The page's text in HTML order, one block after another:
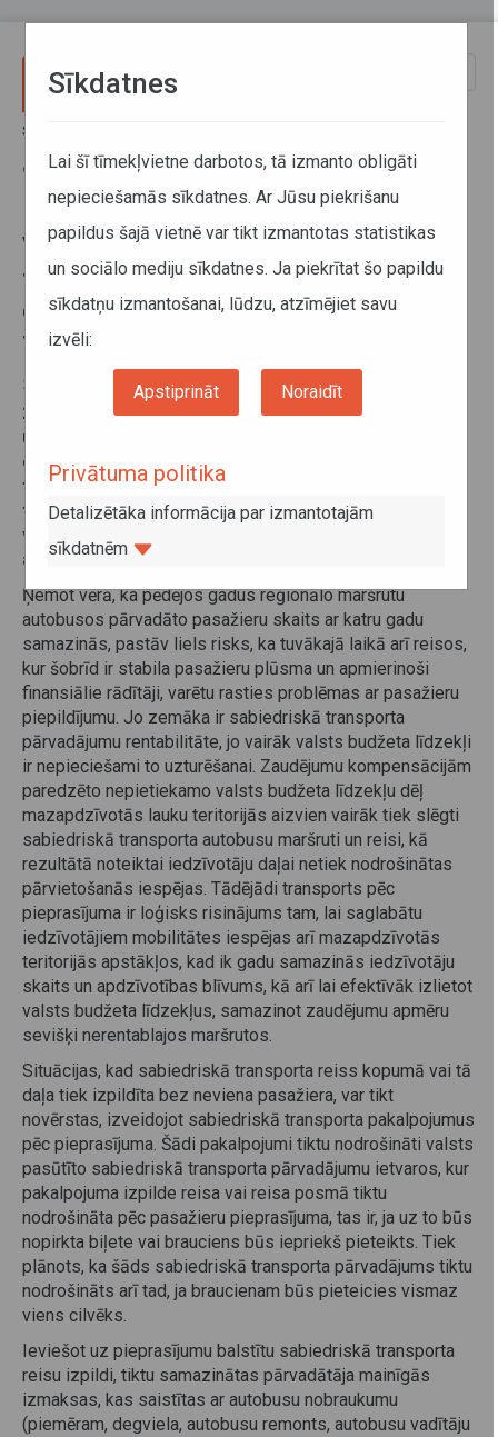
Sākums
organizēšanas kārtību; ieviesīs transportu pēc pieprasījuma
Valdība lemj uzlabot sabiedriskā
transporta pakalpojumu
organizēšanas kārtību; ieviesīs
transportu pēc pieprasījuma
22. augusts 2017
22.augustā Ministru kabineta sēdē valdība nolēma
uzlabot sabiedriskā transporta pakalpojumu
organizēšanas kārtību
transporta pakalpojumus pēc pieprasījuma tajās
teritorijās ar mazu apdzīvotības blīvumu, kur bieži
vien ir slikti rentabilitātes rādītāji sakarā ar mazu
autobusu piepildījumu.
Ņemot vērā, ka pēdējos gadus reģionālo maršrutu
autobusos pārvadāto pasažieru skaits ar katru gadu
samazinās, pastāv liels risks, ka tuvākajā laikā arī reisos,
kur šobrīd ir stabila pasažieru plūsma un apmierinoši
finansiālie rādītāji, varētu rasties problēmas ar pasažieru
piepildījumu. Jo zemāka ir sabiedriskā transporta
pārvadājumu rentabilitāte, jo vairāk valsts budžeta līdzekļi
ir nepieciešami to uzturēšanai. Zaudējumu kompensācijām
paredzēto nepietiekamo valsts budžeta līdzekļu dēļ
mazapdzīvotās lauku teritorijās aizvien vairāk tiek slēgti
sabiedriskā transporta autobusu maršruti un reisi, kā
rezultātā noteiktai iedzīvotāju daļai netiek nodrošinātas
pārvietošanās iespējas. Tādējādi transports pēc
pieprasījuma ir loģisks risinājums tam, lai saglabātu
iedzīvotājiem mobilitātes iespējas arī mazapdzīvotās
teritorijās apstākļos, kad ik gadu samazinās iedzīvotāju
skaits un apdzīvotības blīvums, kā arī lai efektīvāk izlietot
valsts budžeta līdzekļus, samazinot zaudējumu apmēru
sevišķi nerentablajos maršrutos.
Situācijas, kad sabiedriskā transporta reiss kopumā vai tā
daļa tiek izpildīta bez neviena pasažiera, var tikt
novērstas, izveidojot sabiedriskā transporta pakalpojumus
pēc pieprasījuma. Šādi pakalpojumi tiktu nodrošināti valsts
pasūtīto sabiedriskā transporta pārvadājumu ietvaros, kur
pakalpojuma izpilde reisa vai reisa posmā tiktu
nodrošināta pēc pasažieru pieprasījuma, tas ir, ja uz to būs
nopirkta biļete vai brauciens būs iepriekš pieteikts. Tiek
plānots, ka šāds sabiedriskā transporta pārvadājums tiktu
nodrošināts arī tad, ja braucienam būs pieteicies vismaz
viens cilvēks.
Ieviešot uz pieprasījumu balstītu sabiedriskā transporta
reisu izpildi, tiktu samazinātas pārvadātāja mainīgās
izmaksas, kas saistītas ar autobusu nobraukumu
(piemēram, degviela, autobusu remonts, autobusu vadītāju
Sīkdatnes
Lai šī tīmekļvietne darbotos, tā izmanto obligāti
nepieciešamās sīkdatnes. Ar Jūsu piekrišanu
papildus šajā vietnē var tikt izmantotas statistikas
un sociālo mediju sīkdatnes. Ja piekrītat šo papildu
sīkdatņu izmantošanai, lūdzu, atzīmējiet savu
izvēli:
Apstiprināt Noraidīt
Privātuma politika
Detalizētāka informācija par izmantotajām
sīkdatnēm